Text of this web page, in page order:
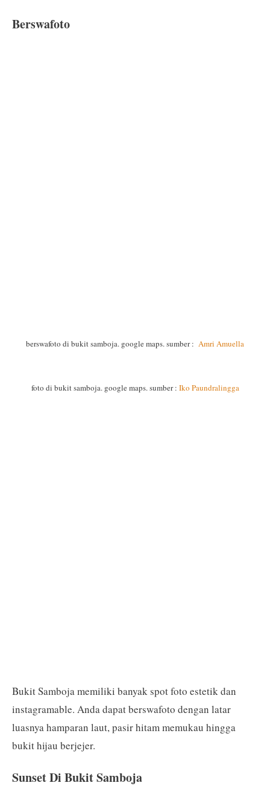
Berswafoto
berswafoto di bukit samboja. google maps. sumber : Amri Amuella
foto di bukit samboja. google maps. sumber : Iko Paundralingga
Bukit Samboja memiliki banyak spot foto estetik dan
instagramable. Anda dapat berswafoto dengan latar
luasnya hamparan laut, pasir hitam memukau hingga
bukit hijau berjejer.
Sunset Di Bukit Samboja